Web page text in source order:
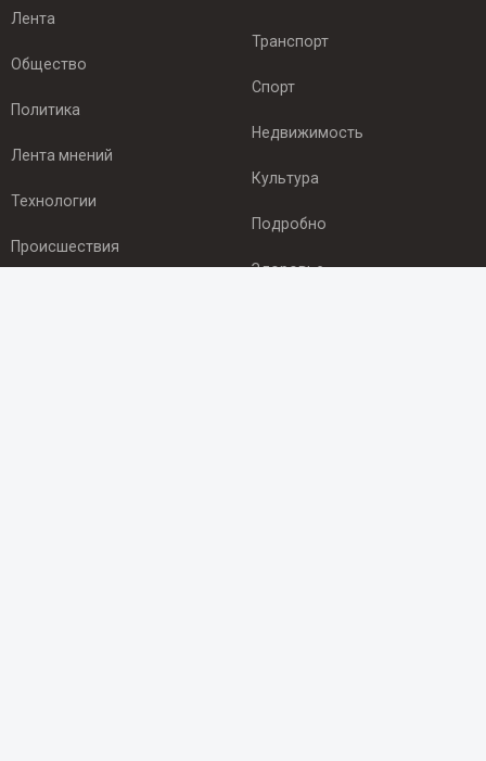
Лента
Общество
Политика
Лента мнений
Технологии
Происшествия
Транспорт
Спорт
Недвижимость
Культура
Подробно
Здоровье